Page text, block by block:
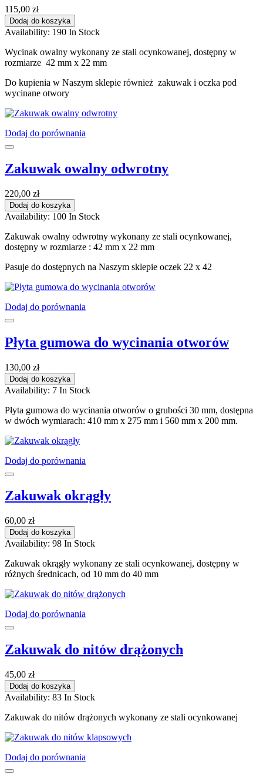
115,00 zł
Dodaj do koszyka
Availability: 190 In Stock
Wycinak owalny wykonany ze stali ocynkowanej, dostępny w
rozmiarze 42 mm x 22 mm
Do kupienia w Naszym sklepie również zakuwak i oczka pod
wycinane otwory
Dodaj do porównania
Zakuwak owalny odwrotny
220,00 zł
Dodaj do koszyka
Availability: 100 In Stock
Zakuwak owalny odwrotny wykonany ze stali ocynkowanej,
dostępny w rozmiarze : 42 mm x 22 mm
Pasuje do dostępnych na Naszym sklepie oczek 22 x 42
Dodaj do porównania
Płyta gumowa do wycinania otworów
130,00 zł
Dodaj do koszyka
Availability: 7 In Stock
Płyta gumowa do wycinania otworów o grubości 30 mm, dostępna
w dwóch wymiarach: 410 mm x 275 mm i 560 mm x 200 mm.
Dodaj do porównania
Zakuwak okrągły
60,00 zł
Dodaj do koszyka
Availability: 98 In Stock
Zakuwak okrągły wykonany ze stali ocynkowanej, dostępny w
różnych średnicach, od 10 mm do 40 mm
Dodaj do porównania
Zakuwak do nitów drążonych
45,00 zł
Dodaj do koszyka
Availability: 83 In Stock
Zakuwak do nitów drążonych wykonany ze stali ocynkowanej
Dodaj do porównania